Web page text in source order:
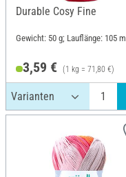
Durable Cosy Fine
Gewicht: 50 g; Lauflänge: 105 m
3,59 € (1 kg = 71,80 €)